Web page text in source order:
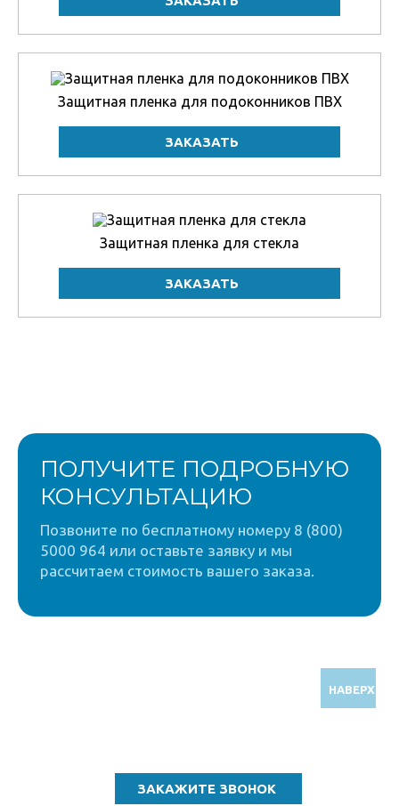
Защитная пленка для подоконников ПВХ
Защитная пленка для стекла
ПОЛУЧИТЕ ПОДРОБНУЮ
КОНСУЛЬТАЦИЮ
Позвоните по бесплатному номеру 8 (800)
5000 964 или оставьте заявку и мы
рассчитаем стоимость вашего заказа.
НАВЕРХ